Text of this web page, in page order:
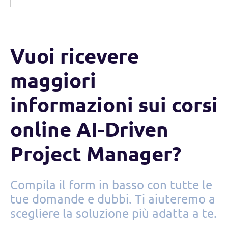
Vuoi ricevere
maggiori
informazioni sui corsi
online AI-Driven
Project Manager?
Compila il form in basso con tutte le
tue domande e dubbi. Ti aiuteremo a
scegliere la soluzione più adatta a te.